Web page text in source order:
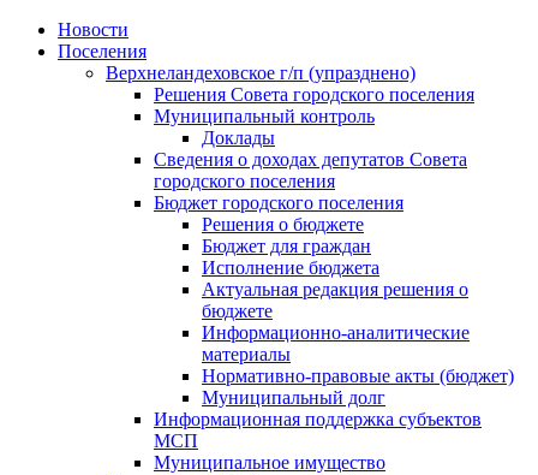
Skip
Новости
Поселения
Верхнеландеховское г/п (упразднено)
Решения Совета городского поселения
Муниципальный контроль
Доклады
Сведения о доходах депутатов Совета
городского поселения
Бюджет городского поселения
Решения о бюджете
Бюджет для граждан
Исполнение бюджета
Актуальная редакция решения о
бюджете
Информационно-аналитические
материалы
Нормативно-правовые акты (бюджет)
Муниципальный долг
Информационная поддержка субъектов
МСП
Муниципальное имущество